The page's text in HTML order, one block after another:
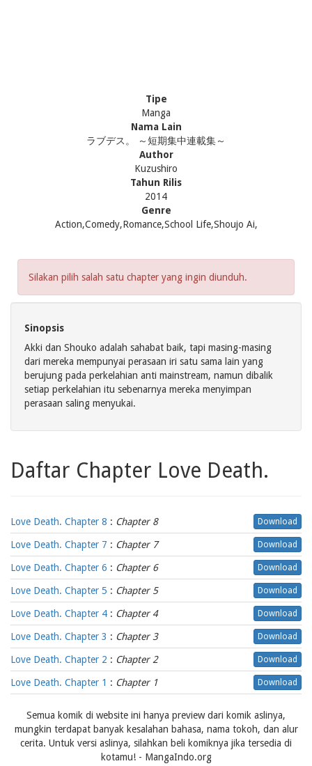
Tipe
Manga
Nama Lain
ラブデス。 ～短期集中連載集～
Author
Kuzushiro
Tahun Rilis
2014
Genre
Action,Comedy,Romance,School Life,Shoujo Ai,
Silakan pilih salah satu chapter yang ingin diunduh.
Sinopsis
Akki dan Shouko adalah sahabat baik, tapi masing-masing
dari mereka mempunyai perasaan iri satu sama lain yang
berujung pada perkelahian anti mainstream, namun dibalik
setiap perkelahian itu sebenarnya mereka menyimpan
perasaan saling menyukai.
Daftar Chapter Love Death.
Love Death. Chapter 8 : Chapter 8 Download
Love Death. Chapter 7 : Chapter 7 Download
Love Death. Chapter 6 : Chapter 6 Download
Love Death. Chapter 5 : Chapter 5 Download
Love Death. Chapter 4 : Chapter 4 Download
Love Death. Chapter 3 : Chapter 3 Download
Love Death. Chapter 2 : Chapter 2 Download
Love Death. Chapter 1 : Chapter 1 Download
Semua komik di website ini hanya preview dari komik aslinya,
mungkin terdapat banyak kesalahan bahasa, nama tokoh, dan alur
cerita. Untuk versi aslinya, silahkan beli komiknya jika tersedia di
kotamu! - MangaIndo.org